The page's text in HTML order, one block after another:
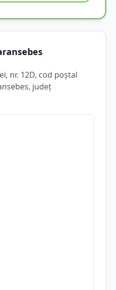
, nr. 12D, cod poștal
, județ